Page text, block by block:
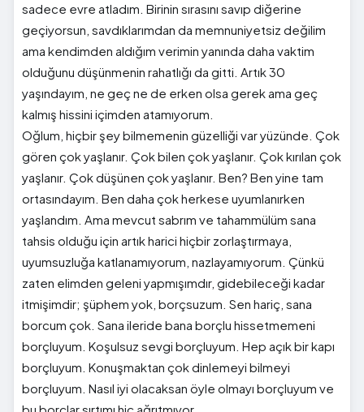
sadece evre atladım. Birinin sırasını savıp diğerine
geçiyorsun, savdıklarımdan da memnuniyetsiz değilim
ama kendimden aldığım verimin yanında daha vaktim
olduğunu düşünmenin rahatlığı da gitti. Artık 30
yaşındayım, ne geç ne de erken olsa gerek ama geç
kalmış hissini içimden atamıyorum.
Oğlum, hiçbir şey bilmemenin güzelliği var yüzünde. Çok
gören çok yaşlanır. Çok bilen çok yaşlanır. Çok kırılan çok
yaşlanır. Çok düşünen çok yaşlanır. Ben? Ben yine tam
ortasındayım. Ben daha çok herkese uyumlanırken
yaşlandım. Ama mevcut sabrım ve tahammülüm sana
tahsis olduğu için artık harici hiçbir zorlaştırmaya,
uyumsuzluğa katlanamıyorum, nazlayamıyorum. Çünkü
zaten elimden geleni yapmışımdır, gidebileceği kadar
itmişimdir; şüphem yok, borçsuzum. Sen hariç, sana
borcum çok. Sana ileride bana borçlu hissetmemeni
borçluyum. Koşulsuz sevgi borçluyum. Hep açık bir kapı
borçluyum. Konuşmaktan çok dinlemeyi bilmeyi
borçluyum. Nasıl iyi olacaksan öyle olmayı borçluyum ve